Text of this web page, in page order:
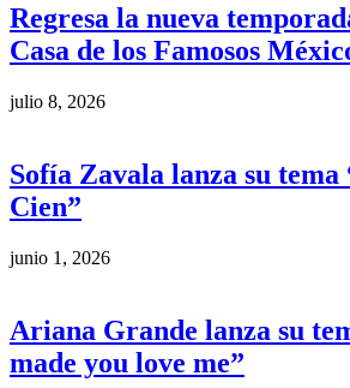
Regresa la nueva
Casa de los Famosos
julio 8, 2026
Sofía Zavala lanza su tema
Cien”
junio 1, 2026
Ariana Grande lanza su
made you love me”